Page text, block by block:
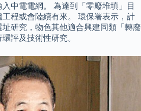
中電電網。 為達到「零廢堆填」目
程或會陸續有來。 環保署表示，計
研究，物色其他適合興建同類「轉廢
評及技術性研究。